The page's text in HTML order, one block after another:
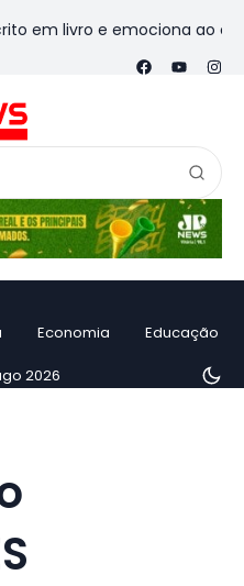
livro e emociona ao
Economia Educação
2026